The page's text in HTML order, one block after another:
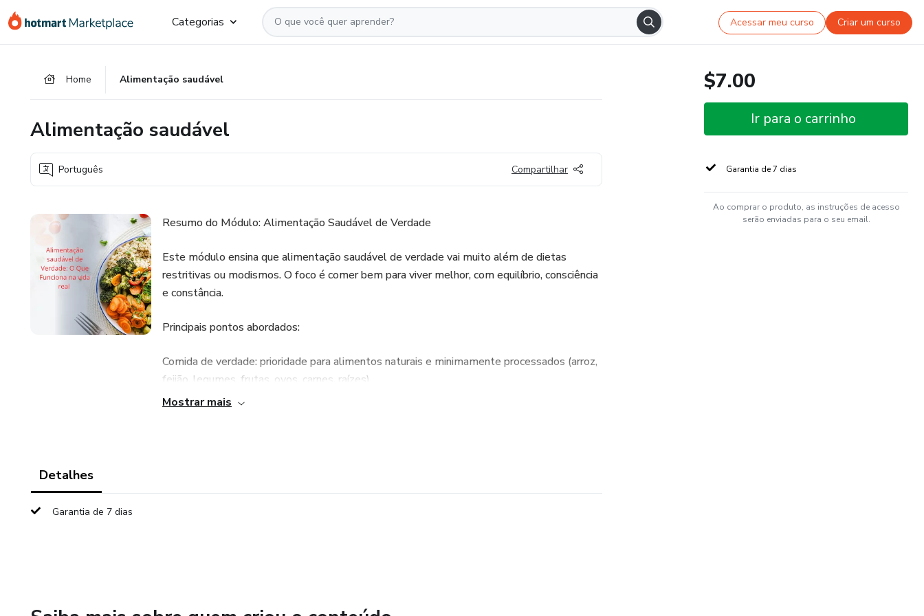
para
para
para
Categorias Acessar meu curso Criar um curso
Home Alimentação saudável
Alimentação saudável
Português Compartilhar
Resumo do Módulo: Alimentação Saudável de Verdade
Este módulo ensina que alimentação saudável de verdade vai muito além de dietas
restritivas ou modismos. O foco é comer bem para viver melhor, com equilíbrio, consciência
e constância.
Principais pontos abordados:
Comida de verdade: prioridade para alimentos naturais e minimamente processados (arroz,
feijão, legumes, frutas, ovos, carnes, raízes).
Autonomia alimentar: desenvolver senso crítico para não cair em promessas milagrosas ou
Mostrar mais
Detalhes
Garantia de 7 dias
$7.00
Ir para o carrinho
Garantia de 7 dias
Ao comprar o produto, as instruções de acesso
serão enviadas para o seu email.